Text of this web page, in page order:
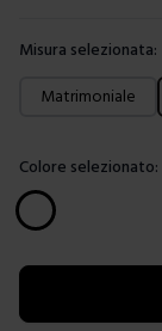
Misura selezionata:
Scegli una misura
Matrimoniale
Colore selezionato:
Scegli un colore